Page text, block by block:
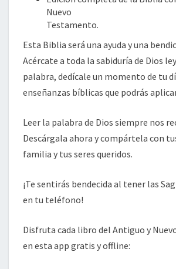
Nuevo
Testamento.
Esta Biblia será una ayuda y una
Acércate a toda la sabiduría de Dios
palabra, dedícale un momento de tu
enseñanzas bíblicas que podrás
Leer la palabra de Dios siempre nos
Descárgala ahora y compártela con
familia y tus seres queridos.
¡Te sentirás bendecida al tener las
en tu teléfono!
Disfruta cada libro del Antiguo y
en esta app gratis y offline: